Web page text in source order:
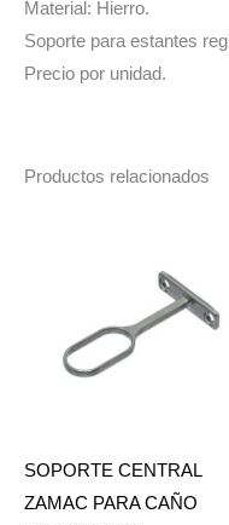
Material: Hierro.
Soporte para estantes
Precio por unidad.
Productos relacionados
SOPORTE CENTRAL
ZAMAC PARA CAÑO